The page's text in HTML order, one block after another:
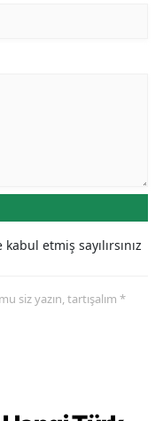
etmiş sayılırsınız
siz yazın, tartışalım *